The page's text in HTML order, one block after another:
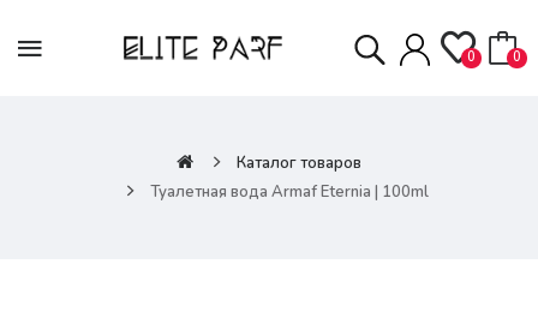
0 0
Каталог товаров
Туалетная вода Armaf Eternia | 100ml